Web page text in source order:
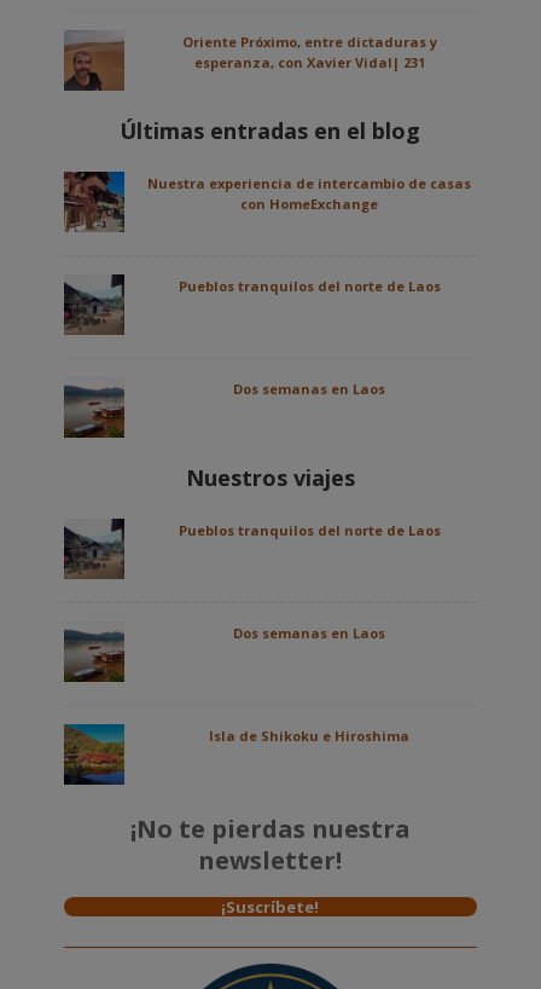
Oriente Próximo, entre dictaduras y
esperanza, con Xavier Vidal| 231
Últimas entradas en el blog
Nuestra experiencia de intercambio de casas
con HomeExchange
Pueblos tranquilos del norte de Laos
Dos semanas en Laos
Nuestros viajes
Pueblos tranquilos del norte de Laos
Dos semanas en Laos
Isla de Shikoku e Hiroshima
¡No te pierdas nuestra
newsletter!
¡Suscríbete!